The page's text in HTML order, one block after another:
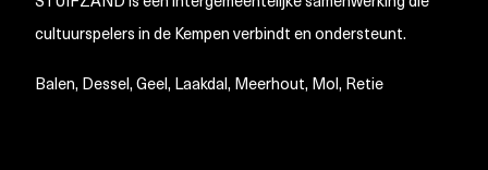
cultuurspelers in de Kempen verbindt en ondersteunt.
Balen, Dessel, Geel, Laakdal, Meerhout, Mol, Retie